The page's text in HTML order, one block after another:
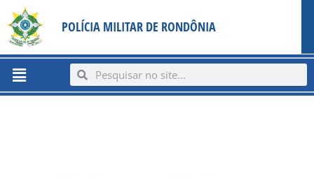
content
para
conteúdo
POLÍCIA MILITAR DE RONDÔNIA
Menu SearchSearch